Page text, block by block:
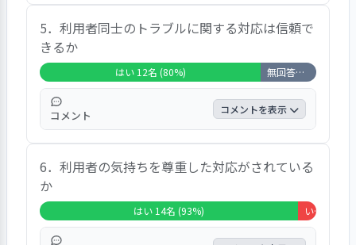
「はい」の回答が14名で、93％になっていま
す。自由意見としては「両足で立つ事はあま
りないためベットから、リクライニングの車
椅子に移動させる際、両足が結構危険と思わ
れる事がある」などの意見が見られました。
5．利用者同士のトラブルに関する対応は信頼で
きるか
はい 12名 (80%) 無回答・非該当 3名 (20%)
コメント コメントを表示
「はい」の回答が12名で、80％になっていま
す。自由意見としては「深刻な場面には遭遇
しておらず判断できません」などの意見が見
られました。
6．利用者の気持ちを尊重した対応がされている
か
はい 14名 (93%) いいえ 1名 (7%)